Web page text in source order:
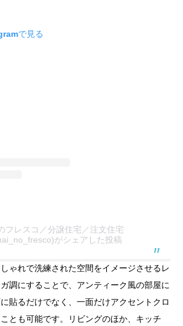
で見る
フレスコ／分譲住宅／注文住宅
がシェアした投稿
ゃれで洗練された空間をイメージさせるレ
調にすることで、アンティーク風の部屋に
貼るだけでなく、一面だけアクセントクロ
とも可能です。リビングのほか、キッチ